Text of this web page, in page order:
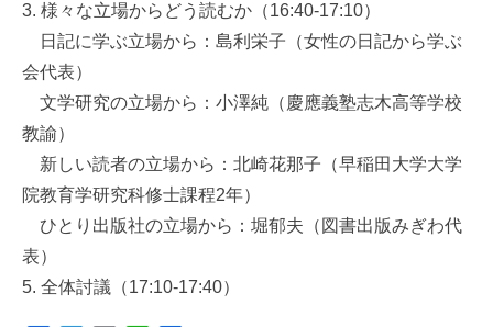
3. 様々な立場からどう読むか（16:40-17:10）
日記に学ぶ立場から：島利栄子（女性の日記から学ぶ
会代表）
文学研究の立場から：小澤純（慶應義塾志木高等学校
教諭）
新しい読者の立場から：北崎花那子（早稲田大学大学
院教育学研究科修士課程2年）
ひとり出版社の立場から：堀郁夫（図書出版みぎわ代
表）
5. 全体討議（17:10-17:40）